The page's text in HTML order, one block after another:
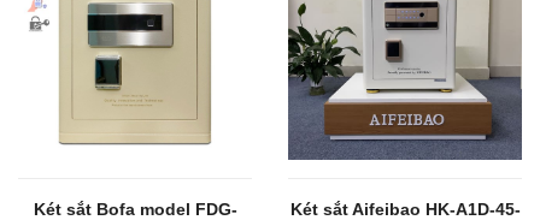
Két sắt Bofa model FDG-
Két sắt Aifeibao HK-A1D-45-